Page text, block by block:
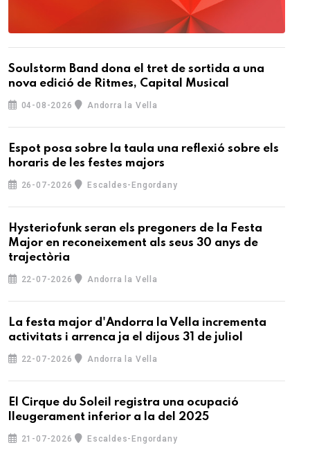
Soulstorm Band dona el tret de sortida a una
nova edició de Ritmes, Capital Musical
04-08-2026 Andorra la Vella
Espot posa sobre la taula una reflexió sobre els
horaris de les festes majors
26-07-2026 Escaldes-Engordany
Hysteriofunk seran els pregoners de la Festa
Major en reconeixement als seus 30 anys de
trajectòria
22-07-2026 Andorra la Vella
La festa major d'Andorra la Vella incrementa
activitats i arrenca ja el dijous 31 de juliol
22-07-2026 Andorra la Vella
El Cirque du Soleil registra una ocupació
lleugerament inferior a la del 2025
21-07-2026 Escaldes-Engordany